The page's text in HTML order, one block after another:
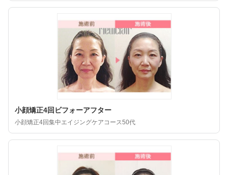
小顔矯正4回ビフォーアフター
小顔矯正4回集中エイジングケアコース50代